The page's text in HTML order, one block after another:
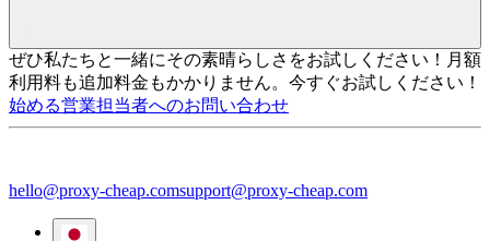
ぜひ私たちと一緒にその素晴らしさをお試しください！ 月額
利用料も追加料金もかかりません。今すぐお試しください！
始める営業担当者へのお問い合わせ
hello@proxy-cheap.comsupport@proxy-cheap.com